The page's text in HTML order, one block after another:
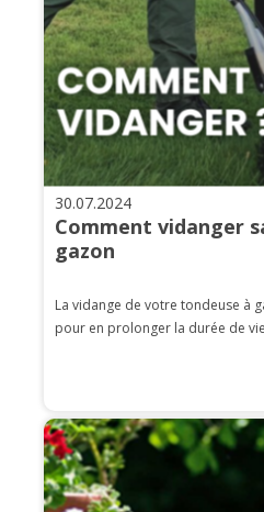
30.07.2024
Comment vidanger
gazon
La vidange de votre tondeuse à
pour en prolonger la durée de